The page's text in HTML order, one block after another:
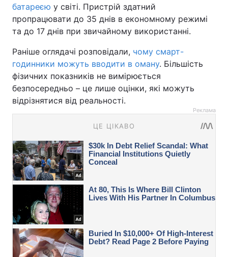
батареєю у світі. Пристрій здатний
пропрацювати до 35 днів в економному режимі
та до 17 днів при звичайному використанні.
Раніше оглядачі розповідали, чому смарт-
годинники можуть вводити в оману. Більшість
фізичних показників не вимірюється
безпосередньо – це лише оцінки, які можуть
відрізнятися від реальності.
Реклама